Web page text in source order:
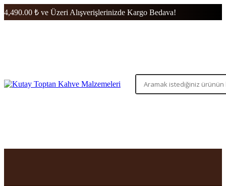
4,490.00 ₺ ve Üzeri Alışverişlerinizde Kargo Bedava!